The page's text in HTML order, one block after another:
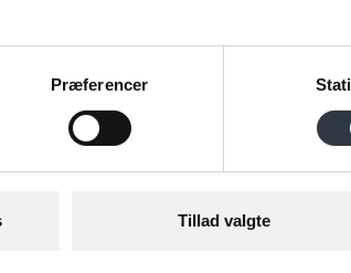
Præferencer
Tillad valgte